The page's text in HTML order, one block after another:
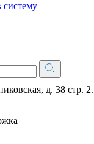
систему
д. 38 стр. 2.